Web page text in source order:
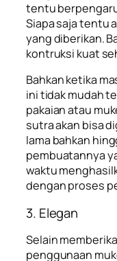
tentu
Siapa saja tentu
yang diberikan.
kontruksi kuat
Bahkan ketika
ini tidak mudah
pakaian atau
sutra akan bisa
lama bahkan
pembuatannya
waktu
dengan proses
3. Elegan
Selain
penggunaan